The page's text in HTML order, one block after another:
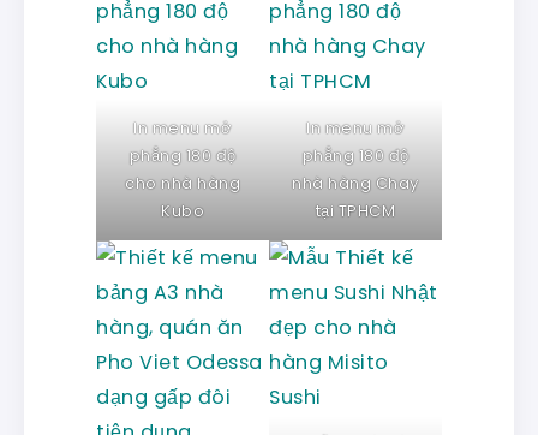
In menu mở
phẳng 180 độ
cho nhà hàng
Kubo
In menu mở
phẳng 180 độ
nhà hàng Chay
tại TPHCM